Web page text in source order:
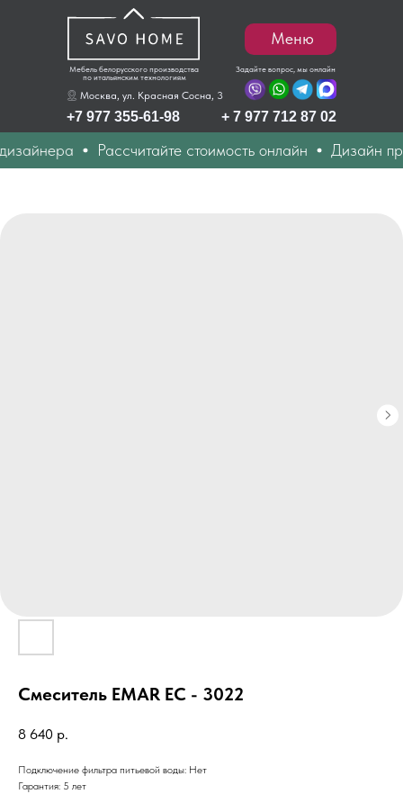
Мебель белорусского производства
по итальянским технологиям
+7 977 355-61-98
Задайте вопрос, мы онлайн
Москва, ул. Красная Сосна, 3
+ 7 977 712 87 02
Меню
Рассчитайте стоимость онлайн Дизайн
Смеситель EMAR ЕС - 3022
8 640 р.
Подключение фильтра питьевой воды: Нет
Гарантия: 5 лет